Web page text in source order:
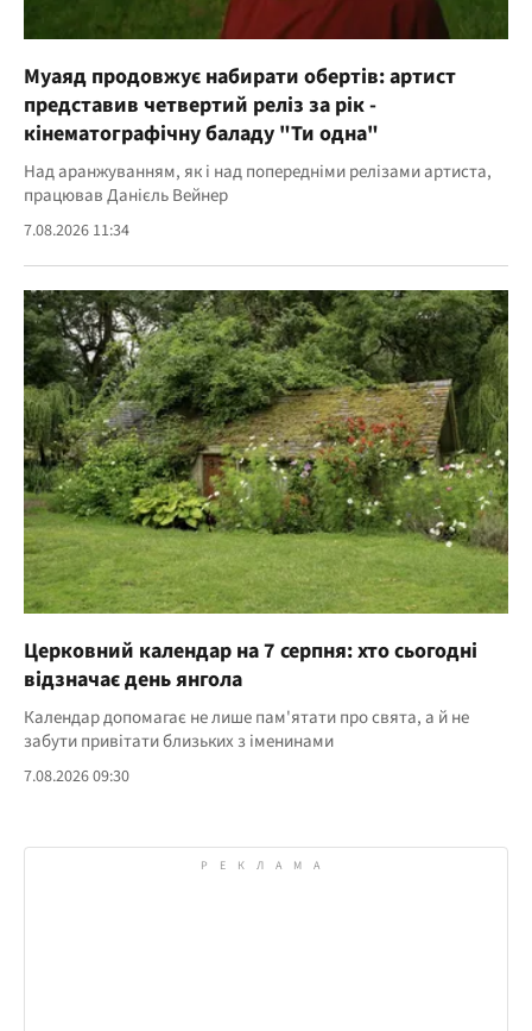
Муаяд продовжує набирати обертів: артист
представив четвертий реліз за рік -
кінематографічну баладу "Ти одна"
Над аранжуванням, як і над попередніми релізами артиста,
працював Данієль Вейнер
7.08.2026 11:34
Церковний календар на 7 серпня: хто сьогодні
відзначає день янгола
Календар допомагає не лише пам'ятати про свята, а й не
забути привітати близьких з іменинами
7.08.2026 09:30